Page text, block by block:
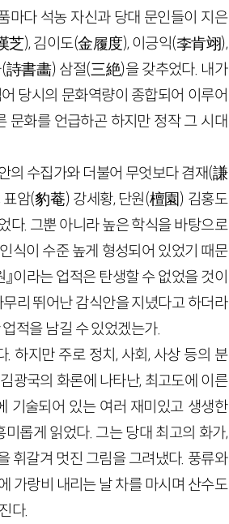
마다 석농 자신과 당대 문인들이 지은
芝), 김이도(金履度), 이긍익(李肯翊),
(詩書畵) 삼절(三絶)을 갖추었다. 내가
당시의 문화역량이 종합되어 이루어
문화를 언급하곤 하지만 정작 그 시대
의 수집가와 더불어 무엇보다 겸재(謙
표암(豹菴) 강세황, 단원(檀園) 김홍도
다. 그뿐 아니라 높은 학식을 바탕으로
식이 수준 높게 형성되어 있었기 때문
이라는 업적은 탄생할 수 없었을 것이
리 뛰어난 감식안을 지녔다고 하더라
적을 남길 수 있었겠는가.
하지만 주로 정치, 사회, 사상 등의 분
광국의 화론에 나타난, 최고도에 이른
기술되어 있는 여러 재미있고 생생한
롭게 읽었다. 그는 당대 최고의 화가,
휘갈겨 멋진 그림을 그려냈다. 풍류와
가랑비 내리는 날 차를 마시며 산수도
다.